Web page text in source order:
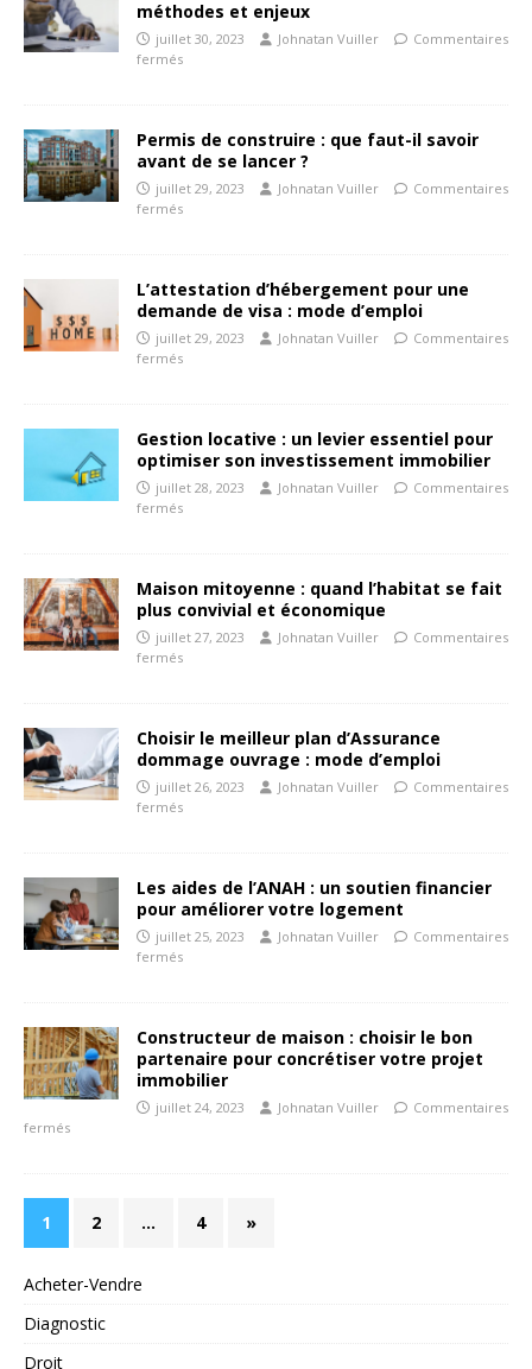
méthodes et enjeux
juillet 30, 2023 Johnatan Vuiller
Commentaires
fermés
Permis de construire : que faut-il savoir
avant de se lancer ?
juillet 29, 2023 Johnatan Vuiller
Commentaires
fermés
L’attestation d’hébergement pour une
demande de visa : mode d’emploi
juillet 29, 2023 Johnatan Vuiller
Commentaires
fermés
Gestion locative : un levier essentiel pour
optimiser son investissement immobilier
juillet 28, 2023 Johnatan Vuiller
Commentaires
fermés
Maison mitoyenne : quand l’habitat se fait
plus convivial et économique
juillet 27, 2023 Johnatan Vuiller
Commentaires
fermés
Choisir le meilleur plan d’Assurance
dommage ouvrage : mode d’emploi
juillet 26, 2023 Johnatan Vuiller
Commentaires
fermés
Les aides de l’ANAH : un soutien financier
pour améliorer votre logement
juillet 25, 2023 Johnatan Vuiller
Commentaires
fermés
Constructeur de maison : choisir le bon
partenaire pour concrétiser votre projet
immobilier
juillet 24, 2023 Johnatan Vuiller
Commentaires
fermés
1 2 … 4 »
Acheter-Vendre
Diagnostic
Droit